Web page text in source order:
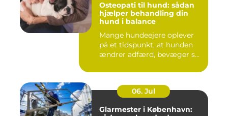
Osteopati til hund: sådan
hjælper behandling din
hund i balance
Mange hundeejere oplever
på et tidspunkt, at hunden
ændrer adfærd, bevæger s...
06. Jul
Glarmester i København: